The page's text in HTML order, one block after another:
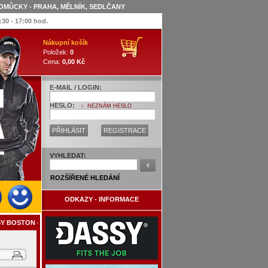
- PRAHA, MĚLNÍK, SEDLČANY
- 17:00 hod.
BOSTON - 245
Nákupní košík
Položek: 0
Cena: 0,00 Kč
E-MAIL / LOGIN:
HESLO: NEZNÁM HESLO
PŘIHLÁSIT REGISTRACE
VYHLEDAT:
ROZŠÍŘENÉ HLEDÁNÍ
ODKAZY - INFORMACE